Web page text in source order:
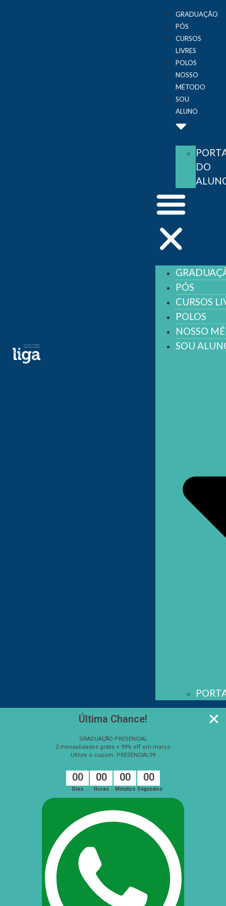
GRADUAÇÃO
PÓS
CURSOS
LIVRES
POLOS
NOSSO
MÉTODO
SOU
ALUNO
DO
PÓS
CURSOS
POLOS
NOSSO
SOU
Última Chance!
GRADUAÇÃO PRESENCIAL
2 mensalidades grátis + 99% off em março
Utilize o cupom: PRESENCIAL99
00
Dias
00
Horas
00
Minutos
00
Segundos